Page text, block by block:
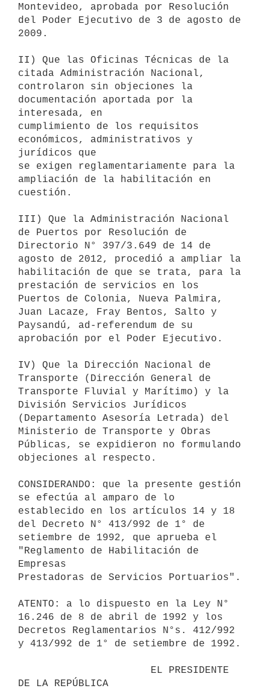
Montevideo, aprobada por Resolución
del Poder Ejecutivo de 3 de agosto de
2009.
II) Que las Oficinas Técnicas de la
citada Administración Nacional,
controlaron sin objeciones la
documentación aportada por la
interesada, en
cumplimiento de los requisitos
económicos, administrativos y
jurídicos que
se exigen reglamentariamente para la
ampliación de la habilitación en
cuestión.
III) Que la Administración Nacional
de Puertos por Resolución de
Directorio N° 397/3.649 de 14 de
agosto de 2012, procedió a ampliar la
habilitación de que se trata, para la
prestación de servicios en los
Puertos de Colonia, Nueva Palmira,
Juan Lacaze, Fray Bentos, Salto y
Paysandú, ad-referendum de su
aprobación por el Poder Ejecutivo.
IV) Que la Dirección Nacional de
Transporte (Dirección General de
Transporte Fluvial y Marítimo) y la
División Servicios Jurídicos
(Departamento Asesoría Letrada) del
Ministerio de Transporte y Obras
Públicas, se expidieron no formulando
objeciones al respecto.
CONSIDERANDO: que la presente gestión
se efectúa al amparo de lo
establecido en los artículos 14 y 18
del Decreto N° 413/992 de 1° de
setiembre de 1992, que aprueba el
"Reglamento de Habilitación de
Empresas
Prestadoras de Servicios Portuarios".
ATENTO: a lo dispuesto en la Ley N°
16.246 de 8 de abril de 1992 y los
Decretos Reglamentarios N°s. 412/992
y 413/992 de 1° de setiembre de 1992.
DE LA REPÚBLICA